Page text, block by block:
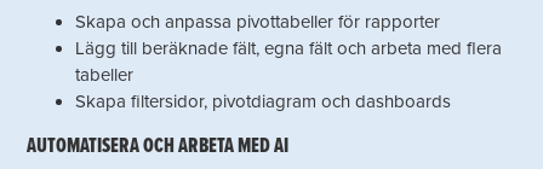
Skapa och anpassa pivottabeller för rapporter
Lägg till beräknade fält, egna fält och arbeta med flera
tabeller
Skapa filtersidor, pivotdiagram och dashboards
AUTOMATISERA OCH ARBETA MED AI